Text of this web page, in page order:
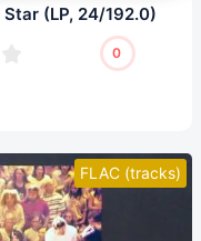
(LP, 24/192.0)
0
FLAC (tracks)